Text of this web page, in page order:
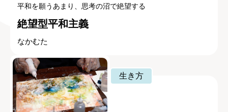
平和を願うあまり、思考の沼で絶望する
絶望型平和主義
なかむた
生き方